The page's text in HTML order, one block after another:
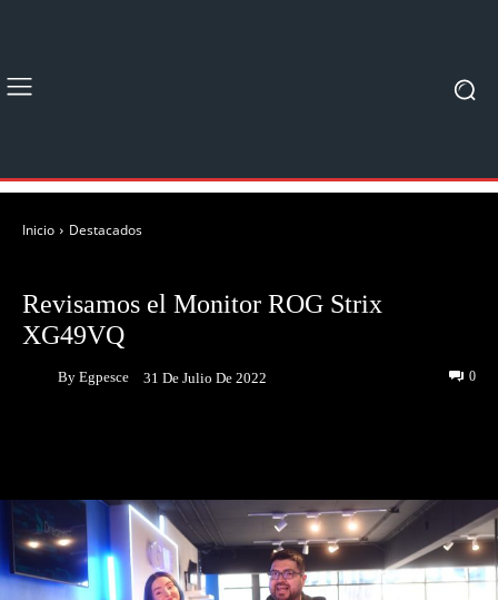
Inicio Destacados
Revisamos el Monitor ROG Strix
XG49VQ
By Egpesce 31 De Julio De 2022 0